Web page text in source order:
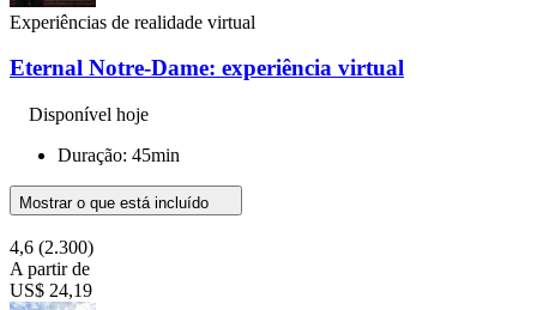
Experiências de realidade virtual
Eternal Notre-Dame: experiência virtual
Disponível hoje
Duração: 45min
Mostrar o que está incluído
4,6 (2.300)
A partir de
US$ 24,19